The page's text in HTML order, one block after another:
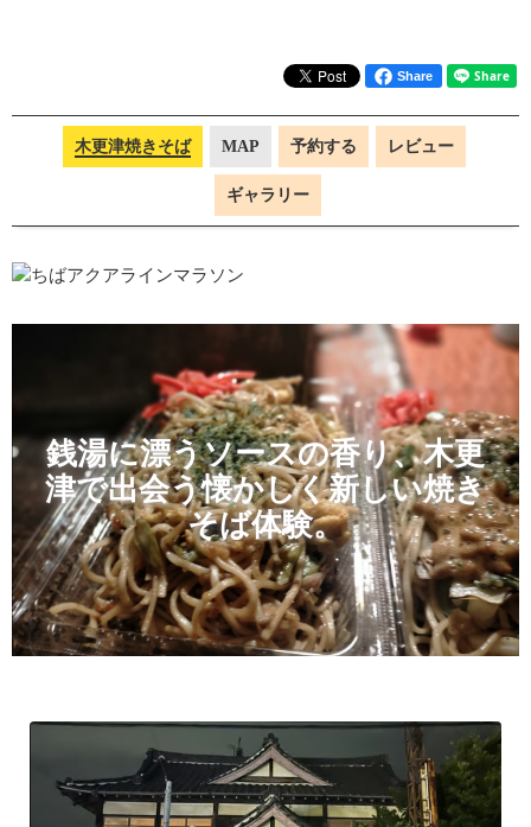
Share
木更津焼きそば MAP 予約する レビュー
ギャラリー
銭湯に漂うソースの香り、木更
津で出会う懐かしく新しい焼き
そば体験。